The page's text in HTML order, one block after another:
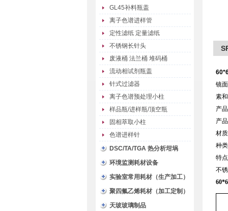
GL45补料瓶盖
离子色谱进样管
定性滤纸 定量滤纸
不锈钢长针头
废液桶 法兰桶 堆码桶
流动相试剂瓶盖
针式过滤器
离子色谱预处理小柱
样品瓶/进样瓶/顶空瓶
固相萃取小柱
色谱进样针
DSC/TA/TGA 热分析坩埚
环境监测耗材设备
实验室常用耗材（生产加工）
聚四氟乙烯耗材（加工定制）
天玻玻璃制品
镜
素
产
产
材
种
特
不